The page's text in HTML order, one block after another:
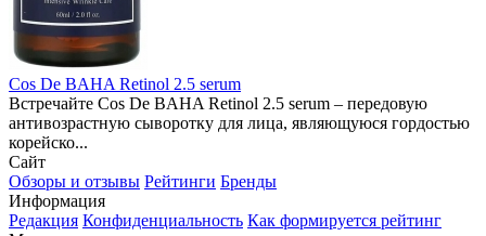
Cos De BAHA Retinol 2.5 serum
Встречайте Cos De BAHA Retinol 2.5 serum – передовую
антивозрастную сыворотку для лица, являющуюся гордостью
корейско...
Сайт
Обзоры и отзывы Рейтинги Бренды
Информация
Редакция Конфиденциальность Как формируется рейтинг